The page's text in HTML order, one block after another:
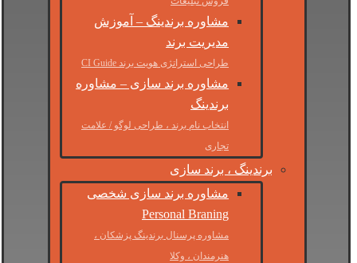
مشاوره برندینگ – آموزش
مدیریت برند
طراحی استراتژی هویت برند CI Guide
مشاوره برند سازی – مشاوره
برندینگ
انتخاب نام برند ، طراحی لوگو / علامت
تجاری
برندینگ ، برند سازی
مشاوره برند سازی شخصی
Personal Braning
مشاوره پرسنال برندینگ پزشکان ،
هنرمندان ، وکلا